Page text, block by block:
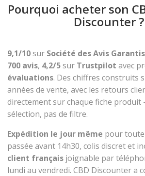
Pourquoi acheter son
Discounter ?
9,1/10sur Société des Avis Garantis
700 avis, 4,2/5sur Trustpilot avec
évaluations. Des chiffres construits
années de vente, avec les retours
directement sur chaque fiche produit
sélection, pas de filtre.
Expédition le jour même pour
passée avant 14h30, colis discret et
client français joignable par
lundi au vendredi. CBD Discounter a